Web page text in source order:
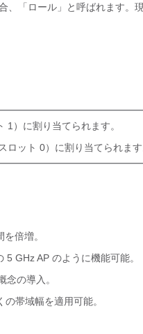
、「ロール」と呼ばれます。
1）に割り当てられます。
ロット 0）に割り当てられます
倍増。
GHz AP のように機能可能。
の導入。
帯域幅を適用可能。